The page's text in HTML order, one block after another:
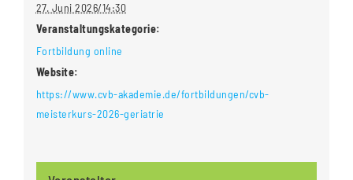
27. Juni 2026/14:30
Veranstaltungskategorie:
Fortbildung online
Website:
https://www.cvb-akademie.de/fortbildungen/cvb-
meisterkurs-2026-geriatrie